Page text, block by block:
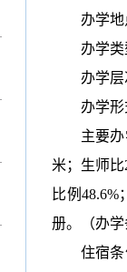
办学
办学类
办学
办学形
主要
米；生师比
比例
册。
（办
住宿条